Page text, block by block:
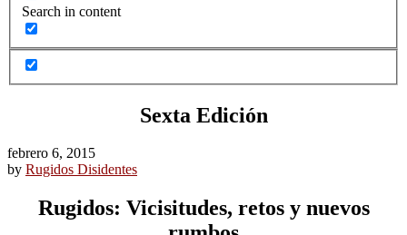
Search in content
Sexta Edición
febrero 6, 2015
by Rugidos Disidentes
Rugidos: Vicisitudes, retos y nuevos